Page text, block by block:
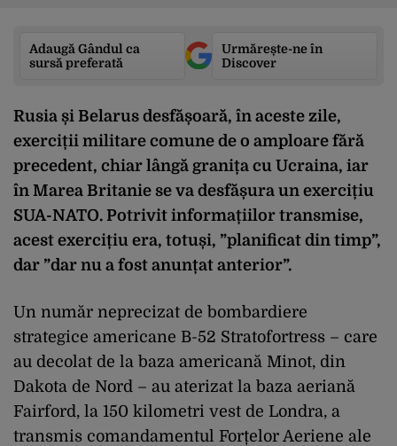
Adaugă Gândul ca
sursă preferată
Urmărește-ne în
Discover
Rusia și Belarus desfășoară, în aceste zile,
exerciții militare comune de o amploare fără
precedent, chiar lângă granița cu Ucraina, iar
în Marea Britanie se va desfășura un exercițiu
SUA-NATO. Potrivit informațiilor transmise,
acest exercițiu era, totuși, ”planificat din timp”,
dar ”dar nu a fost anunțat anterior”.
Un număr neprecizat de bombardiere
strategice americane B-52 Stratofortress – care
au decolat de la baza americană Minot, din
Dakota de Nord – au aterizat la baza aeriană
Fairford, la 150 kilometri vest de Londra, a
transmis comandamentul Forțelor Aeriene ale